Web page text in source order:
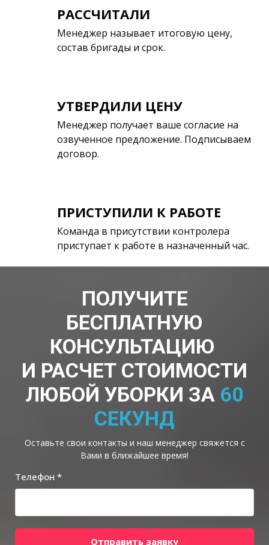
РАССЧИТАЛИ
Менеджер называет итоговую цену,
состав бригады и срок.
УТВЕРДИЛИ ЦЕНУ
Менеджер получает ваше согласие на
озвученное предложение. Подписываем
договор.
ПРИСТУПИЛИ К РАБОТЕ
Команда в присутствии контролера
приступает к работе в назначенный час.
ПОЛУЧИТЕ
БЕСПЛАТНУЮ
КОНСУЛЬТАЦИЮ
И РАСЧЕТ СТОИМОСТИ
ЛЮБОЙ УБОРКИ ЗА 60
СЕКУНД
Оставьте свои контакты и наш менеджер свяжется с
Вами в ближайшее время!
Телефон *
Отправить заявку